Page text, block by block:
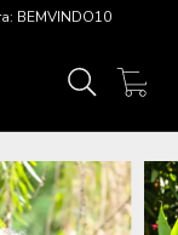
BEMVINDO10